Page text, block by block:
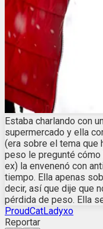
Estaba charlando con
supermercado y ella
(era sobre el tema que
peso le pregunté
ex) la envenenó con
tiempo. Ella apenas
decir, así que dije que
pérdida de peso. Ella
ProudCatLadyxo
Reportar